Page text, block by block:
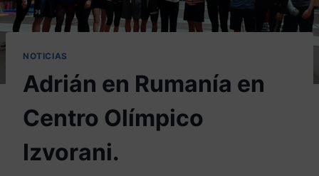
NOTICIAS
Adrián en Rumanía en
Centro Olímpico
Izvorani. ​